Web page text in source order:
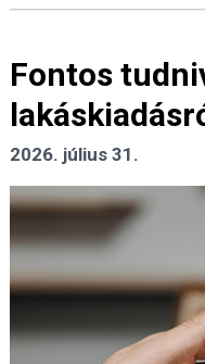
Fontos
2026. július 31.